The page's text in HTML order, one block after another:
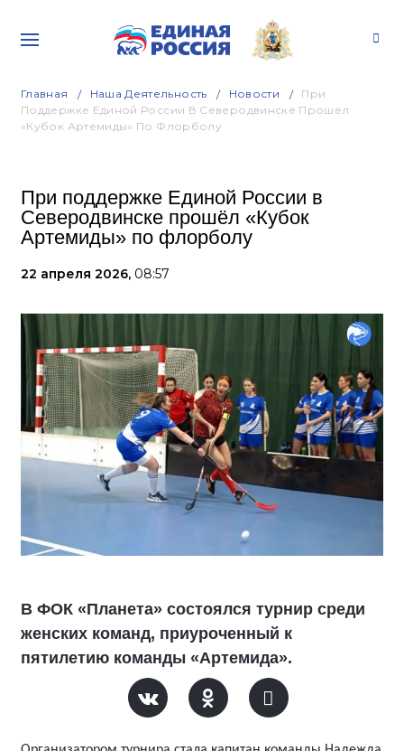
Главная Наша Деятельность Новости
При
Поддержке Единой России В Северодвинске Прошёл
«Кубок Артемиды» По Флорболу
При поддержке Единой России в
Северодвинске прошёл «Кубок
Артемиды» по флорболу
22 апреля 2026, 08:57
В ФОК «Планета» состоялся турнир среди
женских команд, приуроченный к
пятилетию команды «Артемида».